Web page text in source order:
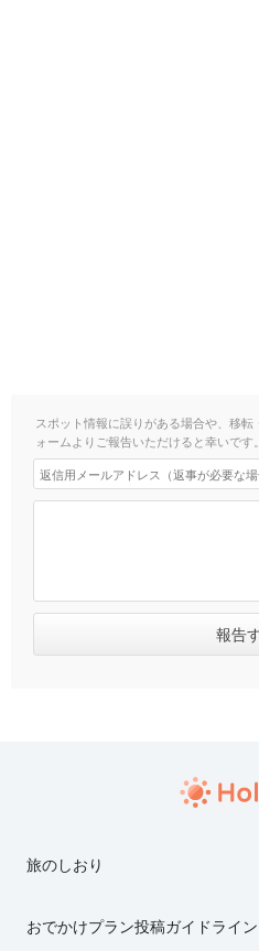
スポット情報に誤りがある場合や、移
ォームよりご報告いただけると幸いです。
旅のしおり
おでかけプラン投稿ガイドライン